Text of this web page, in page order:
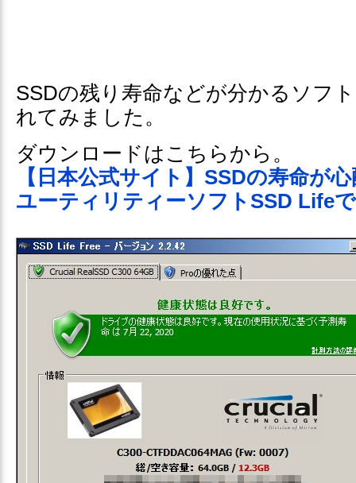
SSDの残り寿命などが分かるソフ
れてみました。
ダウンロードはこちらから。
【日本公式サイト】SSDの寿命が
ユーティリティーソフトSSD Life